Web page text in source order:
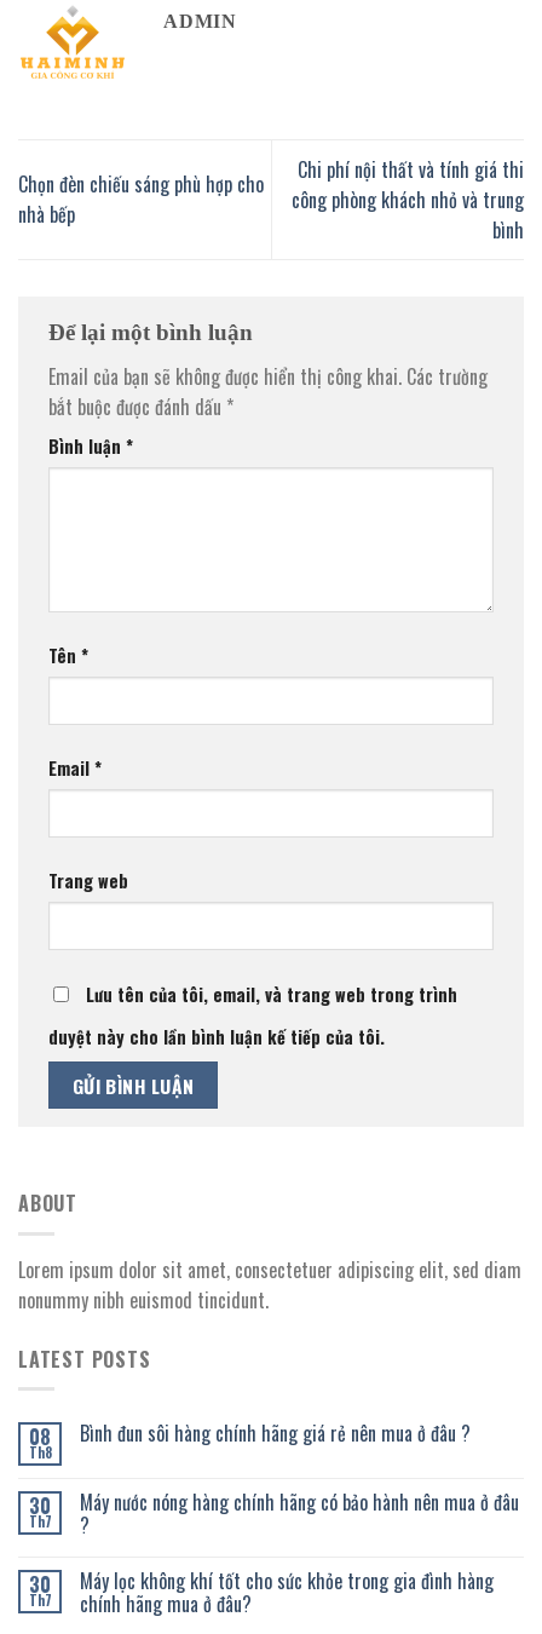
ADMIN
Chọn đèn chiếu sáng phù hợp cho
nhà bếp
Chi phí nội thất và tính giá thi
công phòng khách nhỏ và trung
bình
Để lại một bình luận
Email của bạn sẽ không được hiển thị công khai. Các trường
bắt buộc được đánh dấu *
Bình luận *
Tên *
Email*
Trang web
Lưu tên của tôi, email, và trang web trong trình
duyệt này cho lần bình luận kế tiếp của tôi.
ABOUT
Lorem ipsum dolor sit amet, consectetuer adipiscing elit, sed diam
nonummy nibh euismod tincidunt.
LATEST POSTS
08
Th8
Bình đun sôi hàng chính hãng giá rẻ nên mua ở đâu ?
30
Th7
Máy nước nóng hàng chính hãng có bảo hành nên mua ở đâu
?
30
Th7
Máy lọc không khí tốt cho sức khỏe trong gia đình hàng
chính hãng mua ở đâu?